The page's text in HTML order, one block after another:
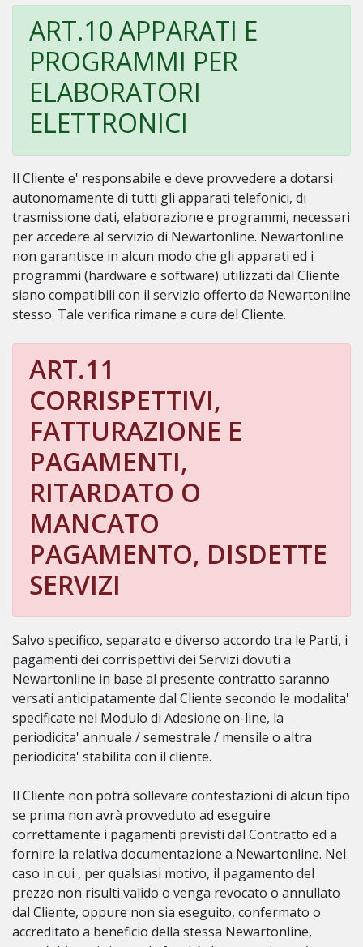
ART.10 APPARATI E
PROGRAMMI PER
ELABORATORI
ELETTRONICI
Il Cliente e' responsabile e deve provvedere a dotarsi
autonomamente di tutti gli apparati telefonici, di
trasmissione dati, elaborazione e programmi, necessari
per accedere al servizio di Newartonline. Newartonline
non garantisce in alcun modo che gli apparati ed i
programmi (hardware e software) utilizzati dal Cliente
siano compatibili con il servizio offerto da Newartonline
stesso. Tale verifica rimane a cura del Cliente.
ART.11
CORRISPETTIVI,
FATTURAZIONE E
PAGAMENTI,
RITARDATO O
MANCATO
PAGAMENTO, DISDETTE
SERVIZI
Salvo specifico, separato e diverso accordo tra le Parti, i
pagamenti dei corrispettivi dei Servizi dovuti a
Newartonline in base al presente contratto saranno
versati anticipatamente dal Cliente secondo le modalita'
specificate nel Modulo di Adesione on-line, la
periodicita' annuale / semestrale / mensile o altra
periodicita' stabilita con il cliente.
Il Cliente non potrà sollevare contestazioni di alcun tipo
se prima non avrà provveduto ad eseguire
correttamente i pagamenti previsti dal Contratto ed a
fornire la relativa documentazione a Newartonline. Nel
caso in cui , per qualsiasi motivo, il pagamento del
prezzo non risulti valido o venga revocato o annullato
dal Cliente, oppure non sia eseguito, confermato o
accreditato a beneficio della stessa Newartonline,